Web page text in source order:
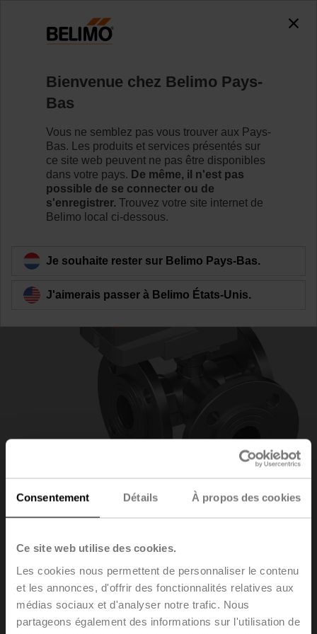
Consentement Détails À propos des cookies
Ce site web utilise des cookies.
Les cookies nous permettent de personnaliser le contenu
et les annonces, d'offrir des fonctionnalités relatives aux
médias sociaux et d'analyser notre trafic. Nous
partageons également des informations sur l'utilisation de
R7040R16-B3/NR230A
Pour en savoir plus
Retour a la catégorie de produits
R7040R16-
B3/NR230A
Bienvenue chez Belimo Pays-
Bas
Vous ne semblez pas vous trouver aux Pays-
Bas. Les produits et services présentés sur
ce site web peuvent ne pas être disponibles
dans votre pays. De même, il n'est pas
possible de se connecter ou de
s'enregistrer. Trouvez votre site internet de
Belimo local ci-dessous.
Je souhaite rester sur Belimo Pays-Bas.
J'aimerais passer à Belimo États-Unis.